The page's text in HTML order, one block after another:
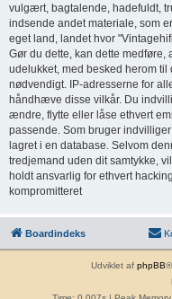
vulgært, bagtalende, hadefuldt,
indsende andet materiale, som
eget land, landet hvor
Gør du dette, kan dette
udelukket, med besked herom
nødvendigt. IP-adresserne for
håndhæve disse vilkår. Du
ændre, flytte eller låse ethvert
passende. Som bruger
lagret i en database. Selvom
tredjemand uden dit samtykke,
holdt ansvarlig for ethvert
kompromitteret
Boardindeks
Udviklet af phpBB